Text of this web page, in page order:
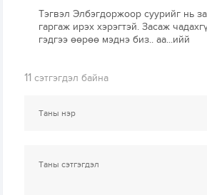
Тэгвэл Элбэгдоржоор суурийг нь
гаргаж ирэх хэрэгтэй. Засаж
гэдгээ өөрөө мэднэ биз.. аа...ийй
11 сэтгэгдэл байна